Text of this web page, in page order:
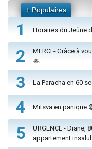
+ Populaires
1 Horaires du Jeûne
2
MERCI - Grâce à
🙏
3 La Paracha en 60
4 Mitsva en panique
5
URGENCE - Diane,
appartement